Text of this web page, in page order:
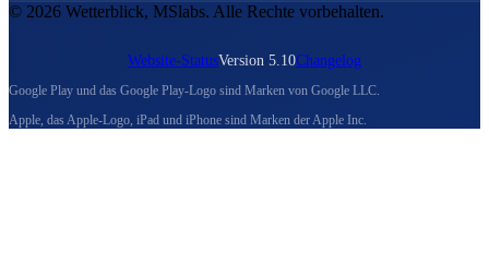
© 2026 Wetterblick, MSlabs. Alle Rechte vorbehalten.
Website-StatusVersion 5.10Changelog
Google Play und das Google Play-Logo sind Marken von Google LLC.
Apple, das Apple-Logo, iPad und iPhone sind Marken der Apple Inc.